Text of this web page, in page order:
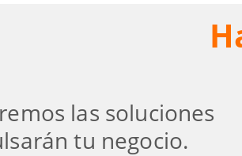
las soluciones
tu negocio.